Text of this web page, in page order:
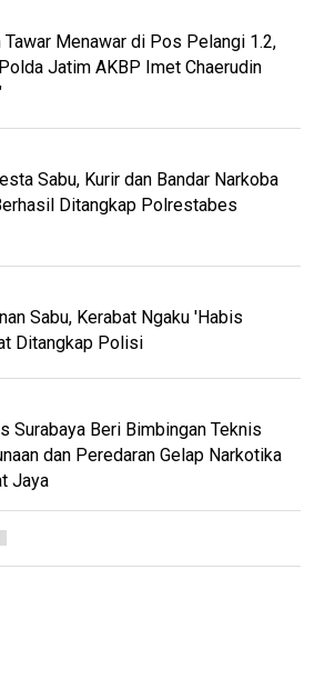
Tawar Menawar di Pos Pelangi 1.2,
Jatim AKBP Imet Chaerudin
Sabu, Kurir dan Bandar Narkoba
Ditangkap Polrestabes
Sabu, Kerabat Ngaku 'Habis
Ditangkap Polisi
Surabaya Beri Bimbingan Teknis
dan Peredaran Gelap Narkotika
Jaya